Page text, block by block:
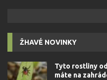
ŽHAVÉ NOVINKY
Tyto rostliny
máte na